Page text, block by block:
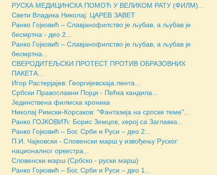
РУСКА МЕДИЦИНСКА ПОМОЋ У ВЕЛИКОМ РАТУ (ФИЛМ)...
Свети Владика Николај: ЦАРЕВ ЗАВЕТ
Ранко Гојковић – Славјанофилство је љубав, а љубав је
бесмртна - део 2...
Ранко Гојковић – Славјанофилство је љубав, а љубав је
бесмртна...
СВЕРОДИТЕЉСКИ ПРОТЕСТ ПРОТИВ ОБРАЗОВНИХ
ПАКЕТА...
Игор Растерјајев: Георгијевскаја лента...
Србски Православни Појци - Пећка кандила...
Jединствена филмска хроника
Николај Римски-Корсаков: "Фантазија на српске теме"...
Ранко ГОЈКОВИЋ: Борис Земцов, херој са Заглавка...
Ранко Гојковић – Бог, Срби и Руси – део 2...
П.И. Чајковски - Словенски марш у извођењу Руског
националног оркестра...
Словенски марш (Србско - руски марш)
Ранко Гојковић – Бог, Срби и Руси – део 1...